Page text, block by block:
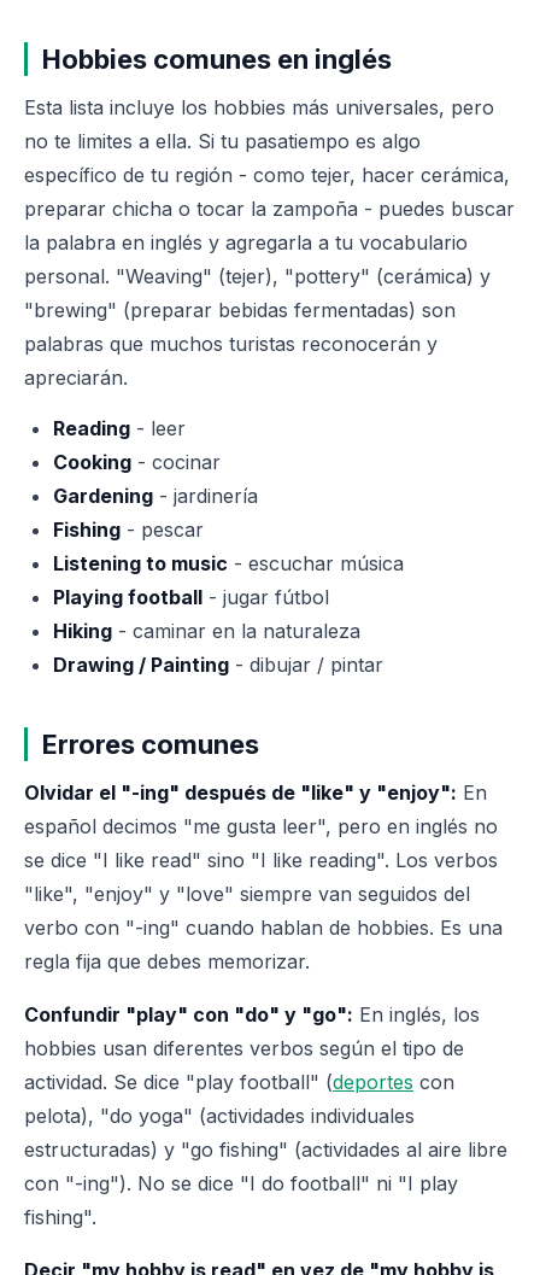
Hobbies comunes en inglés
Esta lista incluye los hobbies más universales, pero
no te limites a ella. Si tu pasatiempo es algo
específico de tu región - como tejer, hacer cerámica,
preparar chicha o tocar la zampoña - puedes buscar
la palabra en inglés y agregarla a tu vocabulario
personal. "Weaving" (tejer), "pottery" (cerámica) y
"brewing" (preparar bebidas fermentadas) son
palabras que muchos turistas reconocerán y
apreciarán.
Reading - leer
Cooking - cocinar
Gardening - jardinería
Fishing - pescar
Listening to music - escuchar música
Playing football - jugar fútbol
Hiking - caminar en la naturaleza
Drawing / Painting - dibujar / pintar
Errores comunes
Olvidar el "-ing" después de "like" y "enjoy": En
español decimos "me gusta leer", pero en inglés no
se dice "I like read" sino "I like reading". Los verbos
"like", "enjoy" y "love" siempre van seguidos del
verbo con "-ing" cuando hablan de hobbies. Es una
regla fija que debes memorizar.
Confundir "play" con "do" y "go": En inglés, los
hobbies usan diferentes verbos según el tipo de
actividad. Se dice "play football" (deportes con
pelota), "do yoga" (actividades individuales
estructuradas) y "go fishing" (actividades al aire libre
con "-ing"). No se dice "I do football" ni "I play
fishing".
Decir "my hobby is read" en vez de "my hobby is